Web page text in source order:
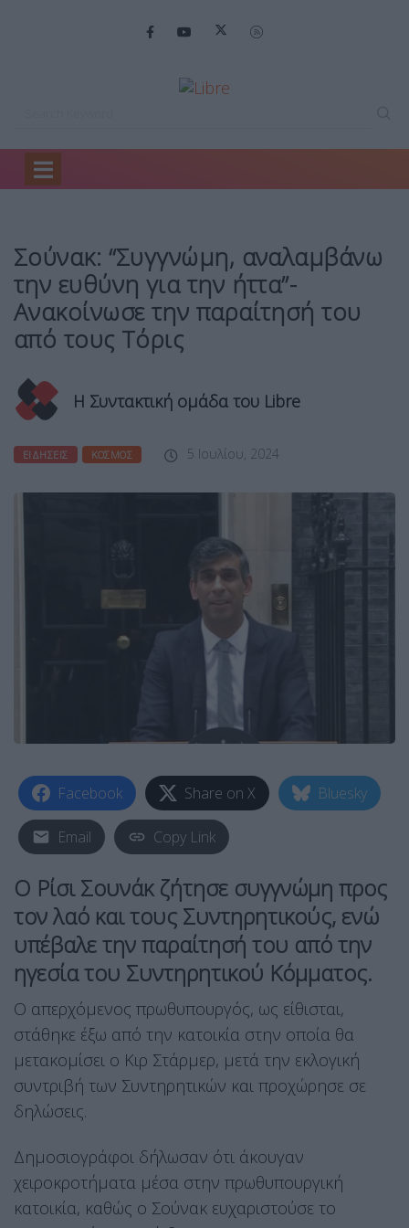
Home
Σούνακ: “Συγγνώμη, αναλαμβάνω…
Σούνακ: “Συγγνώμη, αναλαμβάνω
την ευθύνη για την ήττα”-
Ανακοίνωσε την παραίτησή του
από τους Τόρις
Η Συντακτική ομάδα του Libre
ΕΙΔΉΣΕΙΣ ΚΌΣΜΟΣ 5 Ιουλίου, 2024
Facebook Share on X Bluesky
Email Copy Link
Ο Ρίσι Σουνάκ ζήτησε συγγνώμη προς
τον λαό και τους Συντηρητικούς, ενώ
υπέβαλε την παραίτησή του από την
ηγεσία του Συντηρητικού Κόμματος.
Ο απερχόμενος πρωθυπουργός, ως είθισται,
στάθηκε έξω από την κατοικία στην οποία θα
μετακομίσει ο Κιρ Στάρμερ, μετά την εκλογική
συντριβή των Συντηρητικών και προχώρησε σε
δηλώσεις.
Δημοσιογράφοι δήλωσαν ότι άκουγαν
χειροκροτήματα μέσα στην πρωθυπουργική
κατοικία, καθώς ο Σούνακ ευχαριστούσε το